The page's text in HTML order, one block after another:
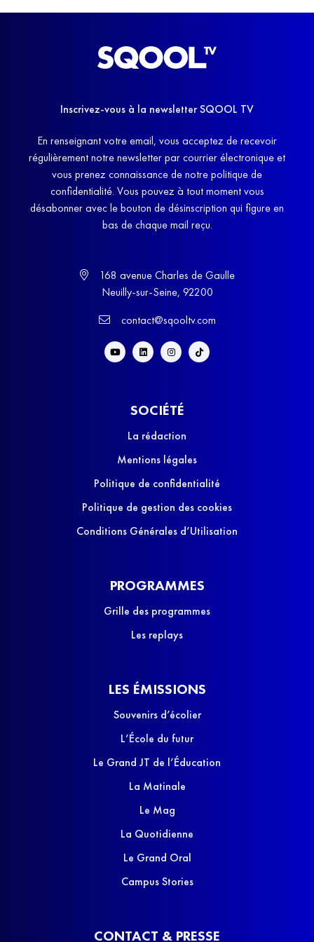
Inscrivez-vous à la newsletter SQOOL TV
En renseignant votre email, vous acceptez de recevoir
régulièrement notre newsletter par courrier électronique et
vous prenez connaissance de notre politique de
confidentialité. Vous pouvez à tout moment vous
désabonner avec le bouton de désinscription qui figure en
bas de chaque mail reçu.
168 avenue Charles de Gaulle
Neuilly-sur-Seine, 92200
contact@sqooltv.com
SOCIÉTÉ
La rédaction
Mentions légales
Politique de confidentialité
Politique de gestion des cookies
Conditions Générales d’Utilisation
PROGRAMMES
Grille des programmes
Les replays
LES ÉMISSIONS
Souvenirs d’écolier
L’École du futur
Le Grand JT de l’Éducation
La Matinale
Le Mag
La Quotidienne
Le Grand Oral
Campus Stories
CONTACT & PRESSE